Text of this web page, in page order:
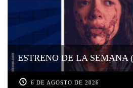
ESTRENO DE LA SEMANA
6 DE AGOSTO DE 2026